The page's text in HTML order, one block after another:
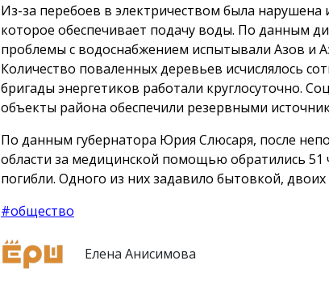
Из-за перебоев в электричеством была нарушена
которое обеспечивает подачу воды. По данным
проблемы с водоснабжением испытывали Азов и
Количество поваленных деревьев исчислялось
бригады энергетиков работали круглосуточно.
объекты района обеспечили резервными
По данным губернатора Юрия Слюсаря, после
области за медицинской помощью обратились 51
погибли. Одного из них задавило бытовкой,
#общество
Елена Анисимова